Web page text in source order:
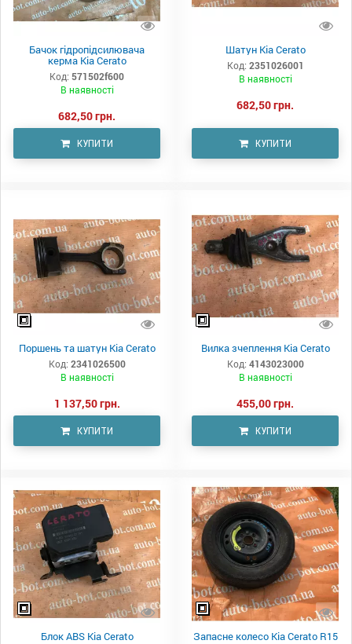
Бачок гідропідсилювача
керма Kia Cerato
Код: 571502f600
В наявності
682,50 грн.
КУПИТИ
Шатун Kia Cerato
Код: 2351026001
В наявності
682,50 грн.
КУПИТИ
Поршень та шатун Kia Cerato
Код: 2341026500
В наявності
1 137,50 грн.
КУПИТИ
Вилка зчеплення Kia Cerato
Код: 4143023000
В наявності
455,00 грн.
КУПИТИ
Блок ABS Kia Cerato Запасне колесо Kia Cerato R15